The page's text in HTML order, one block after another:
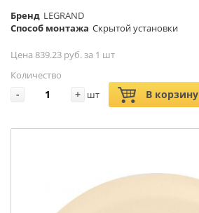
Бренд LEGRAND
Способ монтажа Скрытой установки
Цена 839.23 руб. за 1 шт
Количество
- + шт В корзину